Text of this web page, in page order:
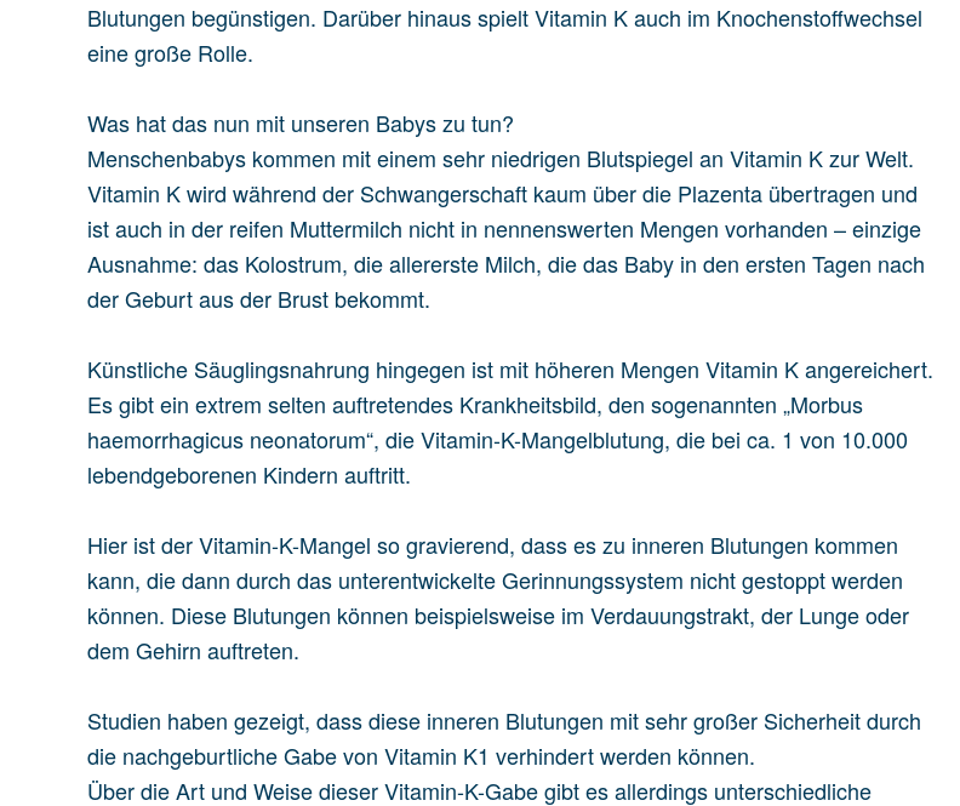
Blutungen begünstigen. Darüber hinaus spielt Vitamin K auch im Knochenstoffwechsel
eine große Rolle.
Was hat das nun mit unseren Babys zu tun?
Menschenbabys kommen mit einem sehr niedrigen Blutspiegel an Vitamin K zur Welt.
Vitamin K wird während der Schwangerschaft kaum über die Plazenta übertragen und
ist auch in der reifen Muttermilch nicht in nennenswerten Mengen vorhanden – einzige
Ausnahme: das Kolostrum, die allererste Milch, die das Baby in den ersten Tagen nach
der Geburt aus der Brust bekommt.
Künstliche Säuglingsnahrung hingegen ist mit höheren Mengen Vitamin K angereichert.
Es gibt ein extrem selten auftretendes Krankheitsbild, den sogenannten „Morbus
haemorrhagicus neonatorum“, die Vitamin-K-Mangelblutung, die bei ca. 1 von 10.000
lebendgeborenen Kindern auftritt.
Hier ist der Vitamin-K-Mangel so gravierend, dass es zu inneren Blutungen kommen
kann, die dann durch das unterentwickelte Gerinnungssystem nicht gestoppt werden
können. Diese Blutungen können beispielsweise im Verdauungstrakt, der Lunge oder
dem Gehirn auftreten.
Studien haben gezeigt, dass diese inneren Blutungen mit sehr großer Sicherheit durch
die nachgeburtliche Gabe von Vitamin K1 verhindert werden können.
Über die Art und Weise dieser Vitamin-K-Gabe gibt es allerdings unterschiedliche